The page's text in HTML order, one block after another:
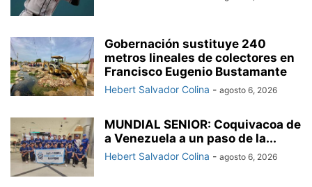
Gobernación sustituye 240
metros lineales de colectores en
Francisco Eugenio Bustamante
Hebert Salvador Colina - agosto 6, 2026
MUNDIAL SENIOR: Coquivacoa de
a Venezuela a un paso de la...
Hebert Salvador Colina - agosto 6, 2026